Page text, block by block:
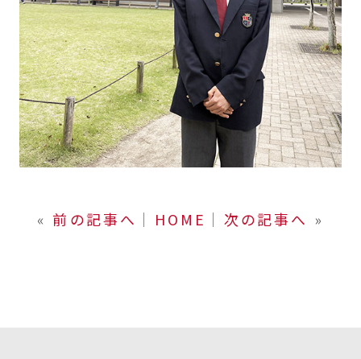
« 前の記事へ │ HOME │ 次の記事へ »